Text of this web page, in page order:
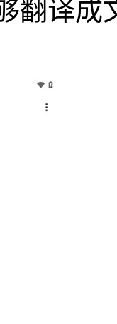
翻译成